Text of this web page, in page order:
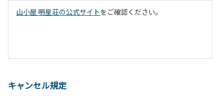
山小屋 明星荘の公式サイトをご確認ください。
キャンセル規定